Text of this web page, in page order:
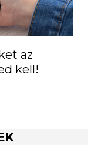
az
kell!